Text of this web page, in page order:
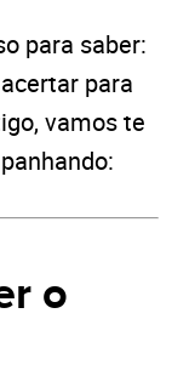
para saber:
para
vamos te
o